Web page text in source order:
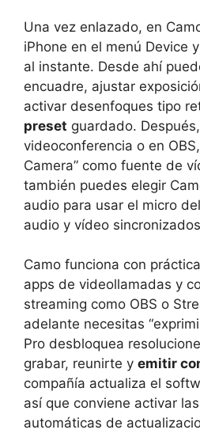
Una vez enlazado, en
iPhone en el menú Device
al instante. Desde ahí
encuadre, ajustar
activar desenfoques tipo
preset guardado.
videoconferencia o en
Camera” como fuente de
también puedes elegir
audio para usar el micro
audio y vídeo
Camo funciona con
apps de videollamadas y
streaming como OBS o
adelante necesitas
Pro desbloquea
grabar, reunirte y emitir
compañía actualiza el
así que conviene activar
automáticas de